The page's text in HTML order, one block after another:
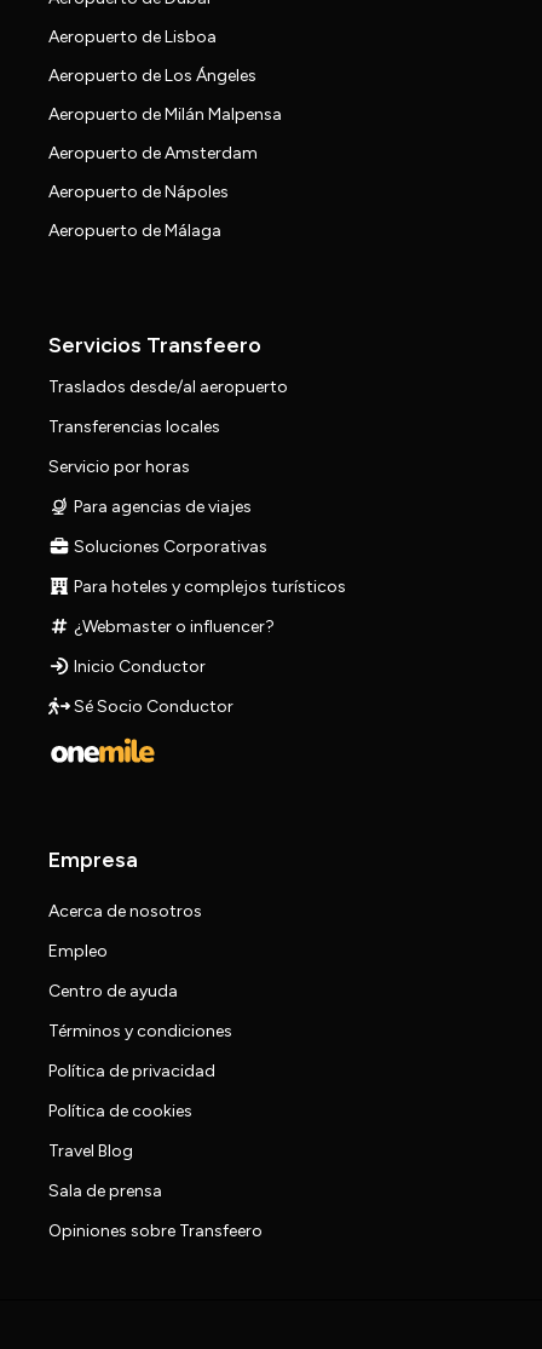
Aeropuerto de Lisboa
Aeropuerto de Los Ángeles
Aeropuerto de Milán Malpensa
Aeropuerto de Amsterdam
Aeropuerto de Nápoles
Aeropuerto de Málaga
Servicios Transfeero
Traslados desde/al aeropuerto
Transferencias locales
Servicio por horas
Para agencias de viajes
Soluciones Corporativas
Para hoteles y complejos turísticos
¿Webmaster o influencer?
Inicio Conductor
Sé Socio Conductor
Empresa
Acerca de nosotros
Empleo
Centro de ayuda
Términos y condiciones
Política de privacidad
Política de cookies
Travel Blog
Sala de prensa
Opiniones sobre Transfeero